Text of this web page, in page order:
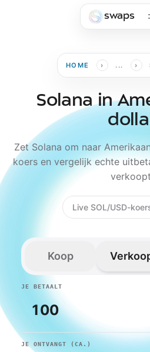
swaps
HOME › ... ›
Solana in
Zet Solana om naar
koers en vergelijk echte
Live SOL/USD-
Koop
JE BETAALT
JE ONTVANGT (CA.)